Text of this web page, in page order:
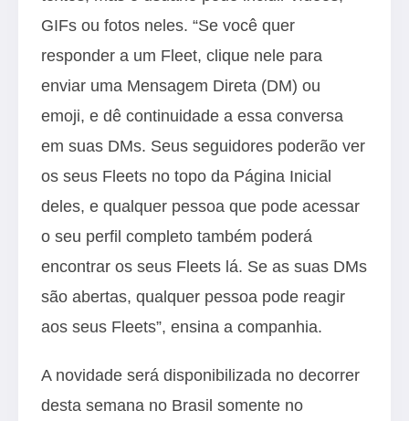
GIFs ou fotos neles. “Se você quer
responder a um Fleet, clique nele para
enviar uma Mensagem Direta (DM) ou
emoji, e dê continuidade a essa conversa
em suas DMs. Seus seguidores poderão ver
os seus Fleets no topo da Página Inicial
deles, e qualquer pessoa que pode acessar
o seu perfil completo também poderá
encontrar os seus Fleets lá. Se as suas DMs
são abertas, qualquer pessoa pode reagir
aos seus Fleets”, ensina a companhia.
A novidade será disponibilizada no decorrer
desta semana no Brasil somente no